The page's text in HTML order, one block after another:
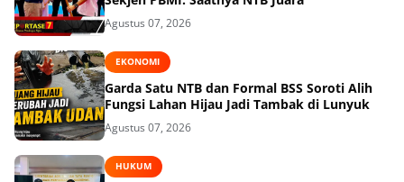
Agustus 07, 2026
EKONOMI
Garda Satu NTB dan Formal BSS Soroti Alih
Fungsi Lahan Hijau Jadi Tambak di Lunyuk
Agustus 07, 2026
HUKUM